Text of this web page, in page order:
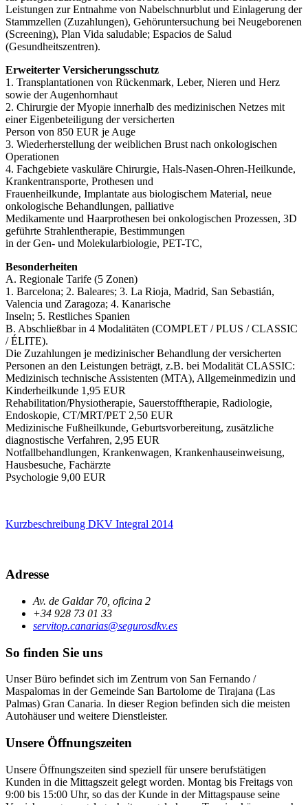
Leistungen zur Entnahme von Nabelschnurblut und Einlagerung der
Stammzellen (Zuzahlungen), Gehöruntersuchung bei Neugeborenen
(Screening), Plan Vida saludable; Espacios de Salud
(Gesundheitszentren).
Erweiterter Versicherungsschutz
1. Transplantationen von Rückenmark, Leber, Nieren und Herz
sowie der Augenhornhaut
2. Chirurgie der Myopie innerhalb des medizinischen Netzes mit
einer Eigenbeteiligung der versicherten
Person von 850 EUR je Auge
3. Wiederherstellung der weiblichen Brust nach onkologischen
Operationen
4. Fachgebiete vaskuläre Chirurgie, Hals-Nasen-Ohren-Heilkunde,
Krankentransporte, Prothesen und
Frauenheilkunde, Implantate aus biologischem Material, neue
onkologische Behandlungen, palliative
Medikamente und Haarprothesen bei onkologischen Prozessen, 3D
geführte Strahlentherapie, Bestimmungen
in der Gen- und Molekularbiologie, PET-TC,
Besonderheiten
A. Regionale Tarife (5 Zonen)
1. Barcelona; 2. Baleares; 3. La Rioja, Madrid, San Sebastián,
Valencia und Zaragoza; 4. Kanarische
Inseln; 5. Restliches Spanien
B. Abschließbar in 4 Modalitäten (COMPLET / PLUS / CLASSIC
/ ÉLITE).
Die Zuzahlungen je medizinischer Behandlung der versicherten
Personen an den Leistungen beträgt, z.B. bei Modalität CLASSIC:
Medizinisch technische Assistenten (MTA), Allgemeinmedizin und
Kinderheilkunde 1,95 EUR
Rehabilitation/Physiotherapie, Sauerstofftherapie, Radiologie,
Endoskopie, CT/MRT/PET 2,50 EUR
Medizinische Fußheilkunde, Geburtsvorbereitung, zusätzliche
diagnostische Verfahren, 2,95 EUR
Notfallbehandlungen, Krankenwagen, Krankenhauseinweisung,
Hausbesuche, Fachärzte
Psychologie 9,00 EUR
Kurzbeschreibung DKV Integral 2014
Adresse
Av. de Galdar 70, oficina 2
+34 928 73 01 33
servitop.canarias@segurosdkv.es
So finden Sie uns
Unser Büro befindet sich im Zentrum von San Fernando /
Maspalomas in der Gemeinde San Bartolome de Tirajana (Las
Palmas) Gran Canaria. In dieser Region befinden sich die meisten
Autohäuser und weitere Dienstleister.
Unsere Öffnungszeiten
Unsere Öffnungszeiten sind speziell für unsere berufstätigen
Kunden in die Mittagszeit gelegt worden. Montag bis Freitags von
9:00 bis 15:00 Uhr, so das der Kunde in der Mittagspause seine